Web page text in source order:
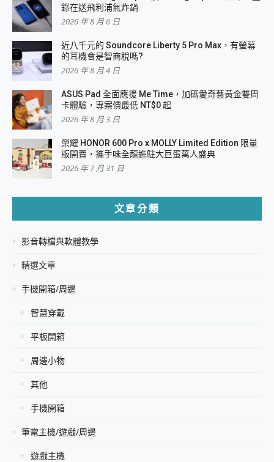
錄在送飛利浦氣炸鍋
2026 年 8 月 6 日
近八千元的 Soundcore Liberty 5 Pro Max，有螢幕
的耳機會是智商稅嗎?
2026 年 8 月 4 日
ASUS Pad 全面應援 Me Time，加碼愛奇藝黃金雙周
卡體驗，專案價最低 NT$0 起
2026 年 8 月 3 日
榮耀 HONOR 600 Pro x MOLLY Limited Edition 限量
版開賣，攜手味全龍進駐大巨蛋萬人盛典
2026 年 7 月 31 日
文章分類
影音轉檔與軟體教學
精選文章
手機開箱/周邊
智慧穿戴
平板開箱
周邊小物
其他
手機開箱
筆電主機/遊戲/周邊
遊戲主機